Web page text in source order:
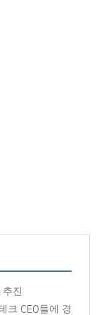
진
크 CEO들에 경